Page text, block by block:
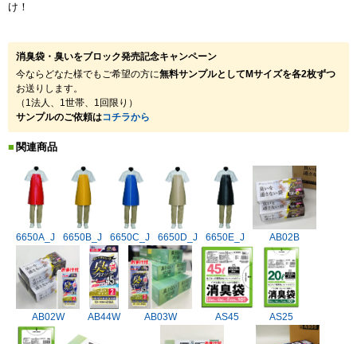
け！
消臭袋・臭いをブロック発売記念キャンペーン
今ならどなた様でもご希望の方に無料サンプルとしてMサイズを各2枚ずつ
お送りします。
（1法人、1世帯、1回限り）
サンプルのご依頼はコチラから
関連商品
6650A_J 6650B_J 6650C_J 6650D_J 6650E_J AB02B
AB02W AB44W AB03W AS45 AS25